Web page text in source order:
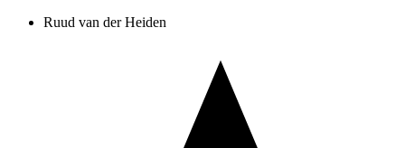
Ruud van der Heiden